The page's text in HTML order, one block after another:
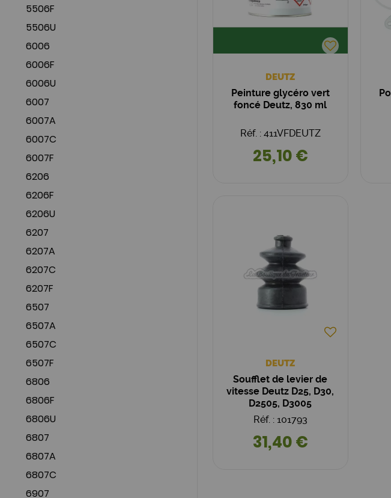
5506F
5506U
6006
6006F
6006U
6007
6007A
6007C
6007F
6206
6206F
6206U
6207
6207A
6207C
6207F
6507
6507A
6507C
6507F
6806
6806F
6806U
6807
6807A
6807C
6907
DEUTZ
Peinture glycéro vert
foncé Deutz, 830 ml
Réf. : 411VFDEUTZ
25,10 €
DEUTZ
Soufflet de levier de
vitesse Deutz D25, D30,
D2505, D3005
Réf. : 101793
31,40 €